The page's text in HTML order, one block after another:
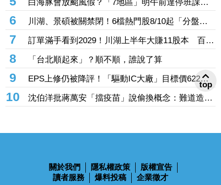
白海豚會放颱風假？「7地區」明午前達停班課標
準 桃竹苗山區上榜
6
川湖、景碩被關禁閉！6檔熱門股8/10起「分盤交
易」57檔注意股名單一次看
7
訂單滿手看到2029！川湖上半年大賺11股本 百億
擴產計畫提前開跑
8 「台北順起來」？順不順，誰說了算
9
EPS上修仍被降評！「驅動IC大廠」目標價622
元 記憶體、晶圓代工、封測3大成本壓力浮現
10
沈伯洋批蔣萬安「擋疫苗」說偷換概念：難道造謠
後不用負責？
關於我們 隱私權政策
版權宣告
讀者服務
爆料投稿 企業徵才
top